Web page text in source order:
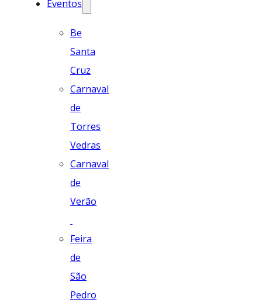
Eventos
Be
Santa
Cruz
Carnaval
de
Torres
Vedras
Carnaval
de
Verão
Feira
de
São
Pedro